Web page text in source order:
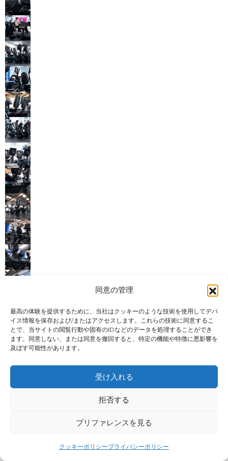
同意の管理
最高の体験を提供するために、当社はクッキーのような技術を使用してデバ
イス情報を保存および/またはアクセスします。これらの技術に同意するこ
とで、当サイトの閲覧行動や固有のIDなどのデータを処理することができ
ます。同意しない、または同意を撤回すると、特定の機能や特徴に悪影響を
及ぼす可能性があります。
受け入れる
拒否する
プリファレンスを見る
クッキーポリシープライバシーポリシー
結果
セモネス・ファミリー
YMCA